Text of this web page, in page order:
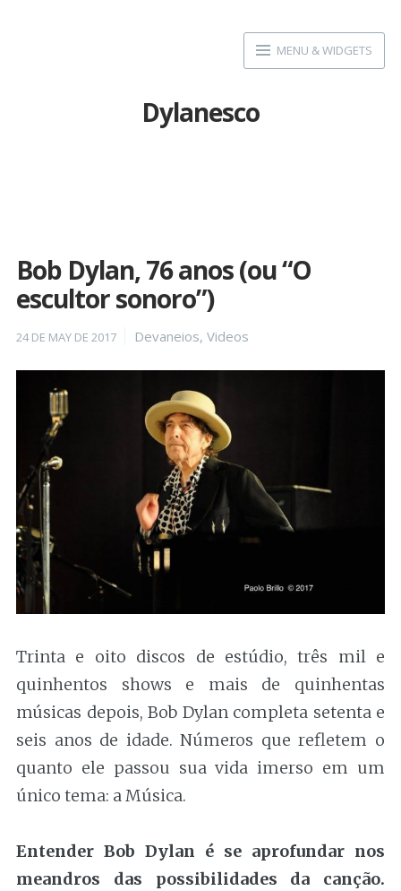
MENU & WIDGETS
Dylanesco
Bob Dylan, 76 anos (ou “O
escultor sonoro”)
Posted
24 DE MAY DE 2017 Categories
Devaneios, Videos
Trinta e oito discos de estúdio, três mil e
quinhentos shows e mais de quinhentas
músicas depois, Bob Dylan completa setenta e
seis anos de idade. Números que refletem o
quanto ele passou sua vida imerso em um
único tema: a Música.
Entender Bob Dylan é se aprofundar nos
meandros das possibilidades da canção.